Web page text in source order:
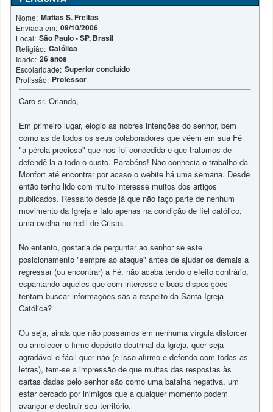
Nome: Matias S. Freitas
Enviada em: 09/10/2006
Local: São Paulo - SP, Brasil
Religião: Católica
Idade: 26 anos
Escolaridade: Superior concluído
Profissão: Professor
Caro sr. Orlando,
Em primeiro lugar, elogio as nobres intenções do senhor, bem
como as de todos os seus colaboradores que vêem em sua Fé
"a pérola preciosa" que nos foi concedida e que tratamos de
defendê-la a todo o custo. Parabéns! Não conhecia o trabalho da
Monfort até encontrar por acaso o webite há uma semana. Desde
então tenho lido com muito interesse muitos dos artigos
publicados. Ressalto desde já que não faço parte de nenhum
movimento da Igreja e falo apenas na condição de fiel católico,
uma ovelha no redil de Cristo.
No entanto, gostaria de perguntar ao senhor se este
posicionamento "sempre ao ataque" antes de ajudar os demais a
regressar (ou encontrar) a Fé, não acaba tendo o efeito contrário,
espantando aqueles que com interesse e boas disposições
tentam buscar informações sãs a respeito da Santa Igreja
Católica?
Ou seja, ainda que não possamos em nenhuma vírgula distorcer
ou amolecer o firme depósito doutrinal da Igreja, quer seja
agradável e fácil quer não (e isso afirmo e defendo com todas as
letras), tem-se a impressão de que muitas das respostas às
cartas dadas pelo senhor são como uma batalha negativa, um
estar cercado por inimigos que a qualquer momento podem
avançar e destruir seu território.